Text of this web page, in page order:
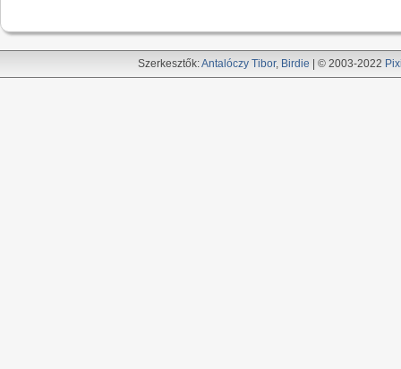
Szerkesztők:Antalóczy Tibor, Birdie | © 2003-2022